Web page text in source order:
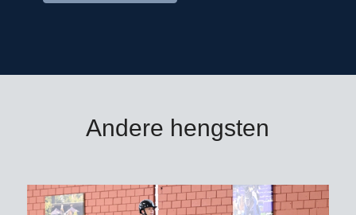
Diaron is halfbroer van het 1m60-
Concetto)/Alexander Hinz. Zijn moeder
El.St. Lenda-Cara is halfzus van de
Valkenswaard, VDL Groep Miss
Untouchable (v. Chacco-Blue)/Leopold
Andere hengsten